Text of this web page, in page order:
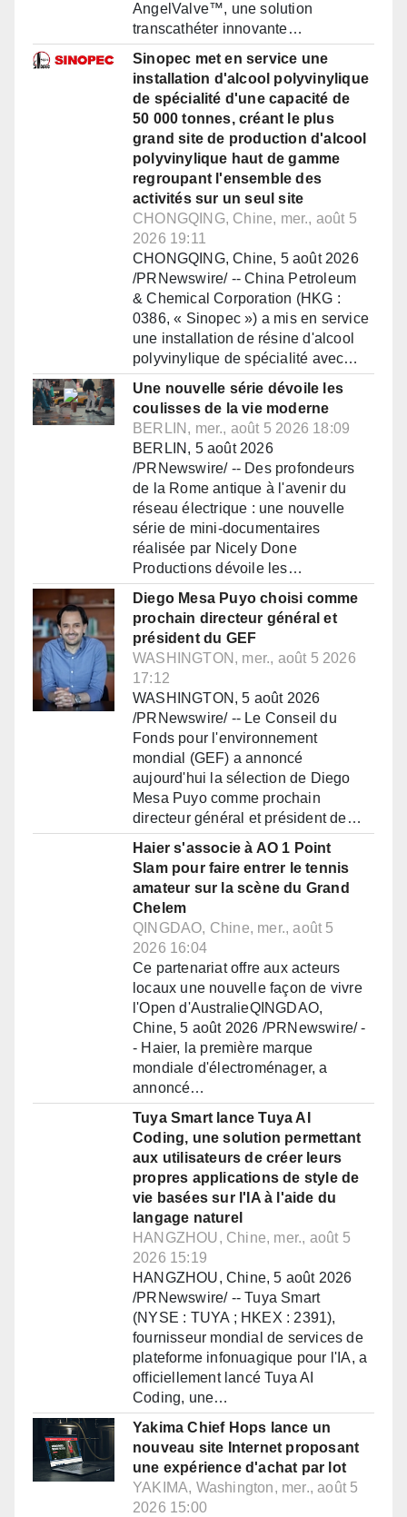
AngelValve™, une solution
transcathéter innovante…
Sinopec met en service une
installation d'alcool polyvinylique
de spécialité d'une capacité de
50 000 tonnes, créant le plus
grand site de production d'alcool
polyvinylique haut de gamme
regroupant l'ensemble des
activités sur un seul site
CHONGQING, Chine, mer., août 5
2026 19:11
CHONGQING, Chine, 5 août 2026
/PRNewswire/ -- China Petroleum
& Chemical Corporation (HKG :
0386, « Sinopec ») a mis en service
une installation de résine d'alcool
polyvinylique de spécialité avec…
Une nouvelle série dévoile les
coulisses de la vie moderne
BERLIN, mer., août 5 2026 18:09
BERLIN, 5 août 2026
/PRNewswire/ -- Des profondeurs
de la Rome antique à l'avenir du
réseau électrique : une nouvelle
série de mini-documentaires
réalisée par Nicely Done
Productions dévoile les…
Diego Mesa Puyo choisi comme
prochain directeur général et
président du GEF
WASHINGTON, mer., août 5 2026
17:12
WASHINGTON, 5 août 2026
/PRNewswire/ -- Le Conseil du
Fonds pour l'environnement
mondial (GEF) a annoncé
aujourd'hui la sélection de Diego
Mesa Puyo comme prochain
directeur général et président de…
Haier s'associe à AO 1 Point
Slam pour faire entrer le tennis
amateur sur la scène du Grand
Chelem
QINGDAO, Chine, mer., août 5
2026 16:04
Ce partenariat offre aux acteurs
locaux une nouvelle façon de vivre
l'Open d'AustralieQINGDAO,
Chine, 5 août 2026 /PRNewswire/ -
- Haier, la première marque
mondiale d'électroménager, a
annoncé…
Tuya Smart lance Tuya AI
Coding, une solution permettant
aux utilisateurs de créer leurs
propres applications de style de
vie basées sur l'IA à l'aide du
langage naturel
HANGZHOU, Chine, mer., août 5
2026 15:19
HANGZHOU, Chine, 5 août 2026
/PRNewswire/ -- Tuya Smart
(NYSE : TUYA ; HKEX : 2391),
fournisseur mondial de services de
plateforme infonuagique pour l'IA, a
officiellement lancé Tuya AI
Coding, une…
Yakima Chief Hops lance un
nouveau site Internet proposant
une expérience d'achat par lot
YAKIMA, Washington, mer., août 5
2026 15:00